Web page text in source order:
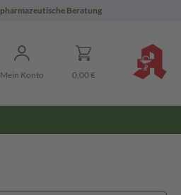
pharmazeutische Beratung
Mein Konto 0,00 €